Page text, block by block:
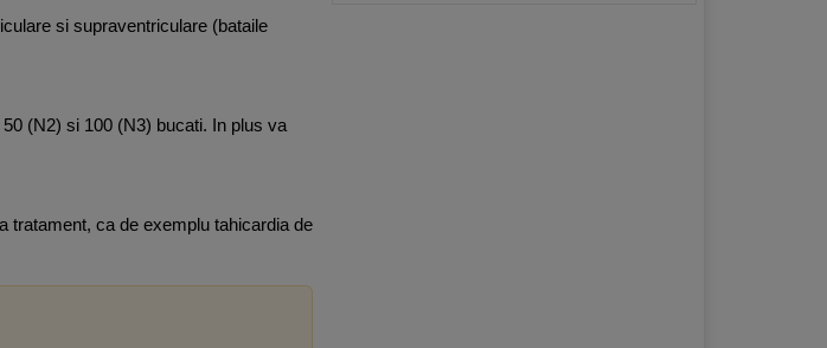
si supraventriculare (bataile
(N2) si 100 (N3) bucati. In plus va
tratament, ca de exemplu tahicardia de